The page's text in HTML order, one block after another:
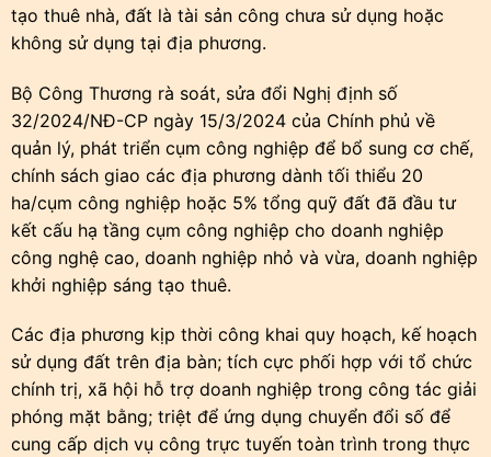
tạo thuê nhà, đất là tài sản công chưa sử dụng hoặc
không sử dụng tại địa phương.
Bộ Công Thương rà soát, sửa đổi Nghị định số
32/2024/NĐ-CP ngày 15/3/2024 của Chính phủ về
quản lý, phát triển cụm công nghiệp để bổ sung cơ chế,
chính sách giao các địa phương dành tối thiểu 20
ha/cụm công nghiệp hoặc 5% tổng quỹ đất đã đầu tư
kết cấu hạ tầng cụm công nghiệp cho doanh nghiệp
công nghệ cao, doanh nghiệp nhỏ và vừa, doanh nghiệp
khởi nghiệp sáng tạo thuê.
Các địa phương kịp thời công khai quy hoạch, kế hoạch
sử dụng đất trên địa bàn; tích cực phối hợp với tổ chức
chính trị, xã hội hỗ trợ doanh nghiệp trong công tác giải
phóng mặt bằng; triệt để ứng dụng chuyển đổi số để
cung cấp dịch vụ công trực tuyến toàn trình trong thực